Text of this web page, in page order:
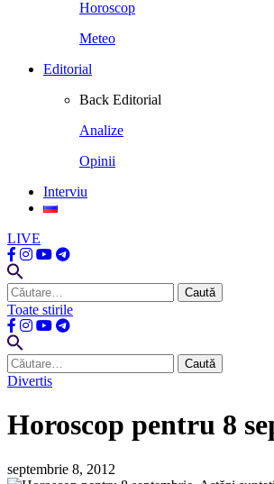
Horoscop
Meteo
Editorial
Back Editorial
Analize
Opinii
Interviu
LIVE
Caută
după:
Toate stirile
Caută
după:
Divertis
Horoscop pentru 8
septembrie 8, 2012